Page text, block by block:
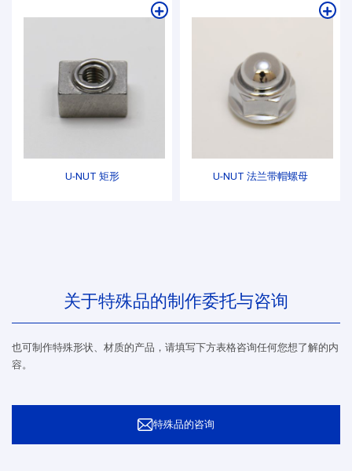
U-NUT 矩形 U-NUT 法兰带帽螺母
关于特殊品的制作委托与咨询
也可制作特殊形状、材质的产品，请填写下方表格咨询任何您想了解的内
容。
特殊品的咨询